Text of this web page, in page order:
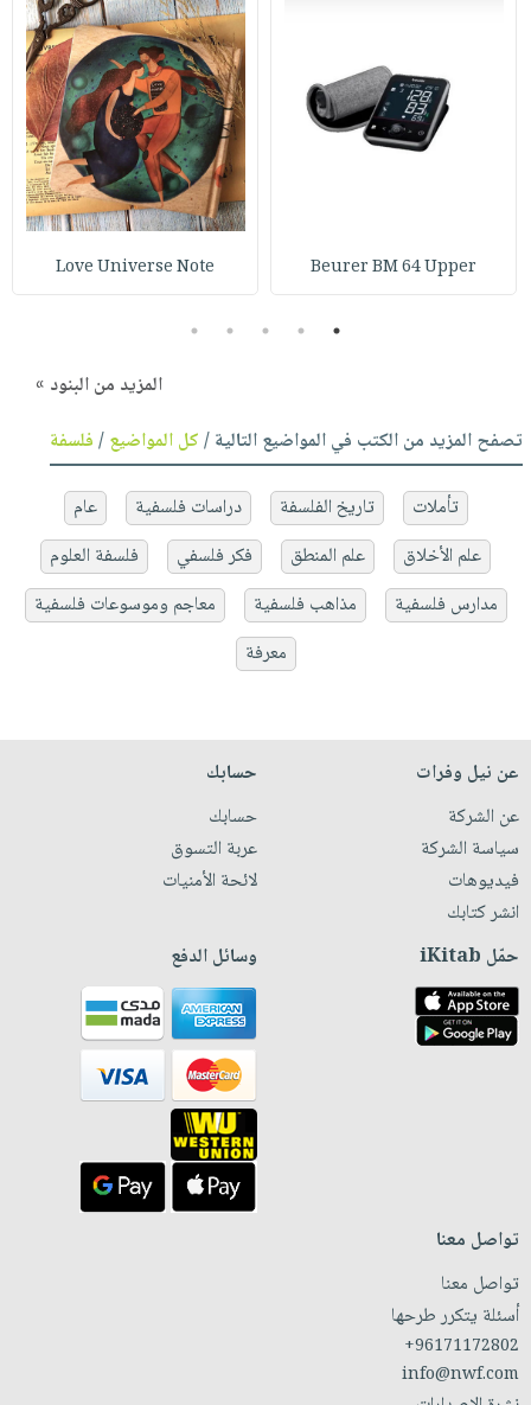
Beurer BM 64 Upper
Love Universe Note
1
2
3
4
5
المزيد من البنود »
تصفح المزيد من الكتب في المواضيع التالية /كل المواضيع/فلسفة
تأملات تاريخ الفلسفة دراسات فلسفية
عام
علم الأخلاق
علم المنطق فكر فلسفي
فلسفة العلوم
مدارس فلسفية
مذاهب فلسفية
معاجم وموسوعات فلسفية
معرفة
عن نيل وفرات
عن الشركة
سياسة الشركة
فيديوهات
انشر كتابك
حسابك
حسابك
عربة التسوق
لائحة الأمنيات
حمّل iKitab وسائل الدفع
تواصل معنا
تواصل معنا
أسئلة يتكرر طرحها
+96171172802
info@nwf.com